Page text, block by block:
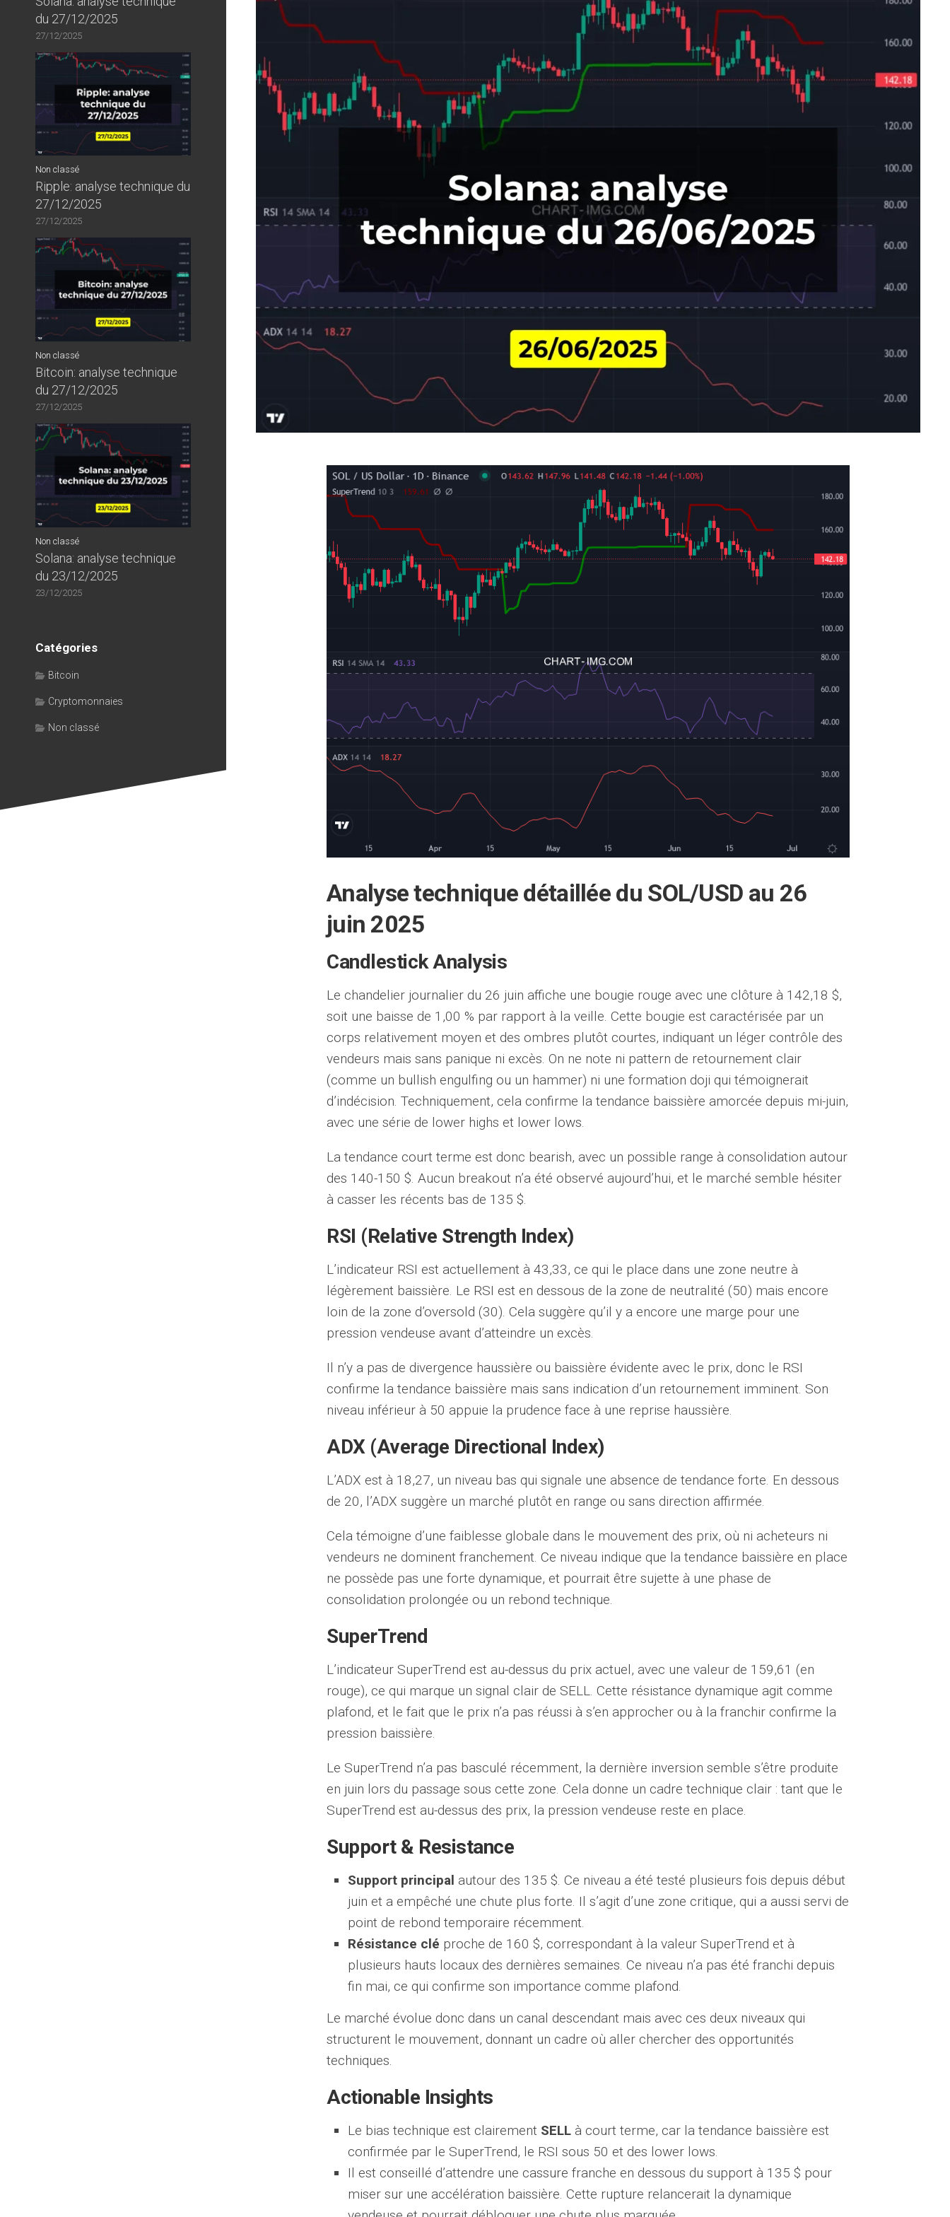
Analyse technique détaillée du SOL/USD au 26
juin 2025
Candlestick Analysis
Le chandelier journalier du 26 juin affiche une bougie rouge avec une clôture à 142,18 $,
soit une baisse de 1,00 % par rapport à la veille. Cette bougie est caractérisée par un
corps relativement moyen et des ombres plutôt courtes, indiquant un léger contrôle des
vendeurs mais sans panique ni excès. On ne note ni pattern de retournement clair
(comme un bullish engulfing ou un hammer) ni une formation doji qui témoignerait
d’indécision. Techniquement, cela confirme la tendance baissière amorcée depuis mi-juin,
avec une série de lower highs et lower lows.
La tendance court terme est donc bearish, avec un possible range à consolidation autour
des 140-150 $. Aucun breakout n’a été observé aujourd’hui, et le marché semble hésiter
à casser les récents bas de 135 $.
RSI (Relative Strength Index)
L’indicateur RSI est actuellement à 43,33, ce qui le place dans une zone neutre à
légèrement baissière. Le RSI est en dessous de la zone de neutralité (50) mais encore
loin de la zone d’oversold (30). Cela suggère qu’il y a encore une marge pour une
pression vendeuse avant d’atteindre un excès.
Il n’y a pas de divergence haussière ou baissière évidente avec le prix, donc le RSI
confirme la tendance baissière mais sans indication d’un retournement imminent. Son
niveau inférieur à 50 appuie la prudence face à une reprise haussière.
ADX (Average Directional Index)
L’ADX est à 18,27, un niveau bas qui signale une absence de tendance forte. En dessous
de 20, l’ADX suggère un marché plutôt en range ou sans direction affirmée.
Cela témoigne d’une faiblesse globale dans le mouvement des prix, où ni acheteurs ni
vendeurs ne dominent franchement. Ce niveau indique que la tendance baissière en place
ne possède pas une forte dynamique, et pourrait être sujette à une phase de
consolidation prolongée ou un rebond technique.
SuperTrend
L’indicateur SuperTrend est au-dessus du prix actuel, avec une valeur de 159,61 (en
rouge), ce qui marque un signal clair de SELL. Cette résistance dynamique agit comme
plafond, et le fait que le prix n’a pas réussi à s’en approcher ou à la franchir confirme la
pression baissière.
Le SuperTrend n’a pas basculé récemment, la dernière inversion semble s’être produite
en juin lors du passage sous cette zone. Cela donne un cadre technique clair : tant que le
SuperTrend est au-dessus des prix, la pression vendeuse reste en place.
Support & Resistance
Support principal autour des 135 $. Ce niveau a été testé plusieurs fois depuis début
juin et a empêché une chute plus forte. Il s’agit d’une zone critique, qui a aussi servi de
point de rebond temporaire récemment.
Résistance clé proche de 160 $, correspondant à la valeur SuperTrend et à
plusieurs hauts locaux des dernières semaines. Ce niveau n’a pas été franchi depuis
fin mai, ce qui confirme son importance comme plafond.
Le marché évolue donc dans un canal descendant mais avec ces deux niveaux qui
structurent le mouvement, donnant un cadre où aller chercher des opportunités
techniques.
Actionable Insights
Le bias technique est clairement SELL à court terme, car la tendance baissière est
confirmée par le SuperTrend, le RSI sous 50 et des lower lows.
Il est conseillé d’attendre une cassure franche en dessous du support à 135 $ pour
miser sur une accélération baissière. Cette rupture relancerait la dynamique
du 27/12/2025
27/12/2025
Non classé
Ripple: analyse technique du
27/12/2025
27/12/2025
Non classé
Bitcoin: analyse technique
du 27/12/2025
27/12/2025
Non classé
Solana: analyse technique
du 23/12/2025
23/12/2025
Catégories
Bitcoin
Cryptomonnaies
Non classé